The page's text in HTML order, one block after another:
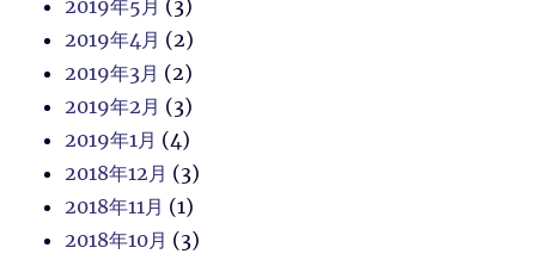
2019年5月 (3)
2019年4月 (2)
2019年3月 (2)
2019年2月 (3)
2019年1月 (4)
2018年12月 (3)
2018年11月 (1)
2018年10月 (3)